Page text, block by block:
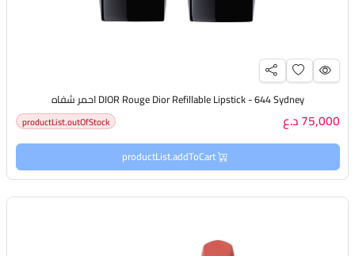
DIOR Rouge Dior Refillable Lipstick - 644 Sydney احمر شفاه
75,000 د.ع productList.outOfStock
productList.addToCart